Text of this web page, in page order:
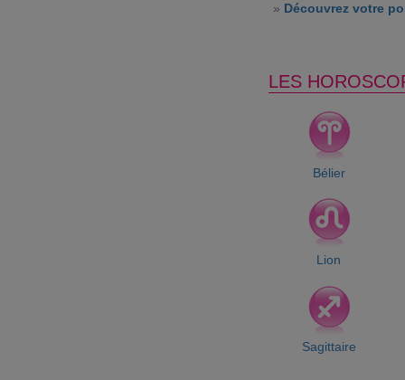
» Découvrez votre
LES
Bélier
Lion
Sagittaire